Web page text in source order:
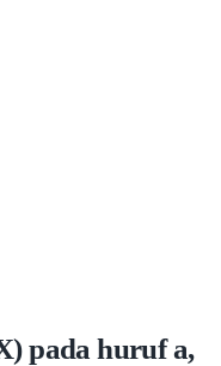
pada huruf a,